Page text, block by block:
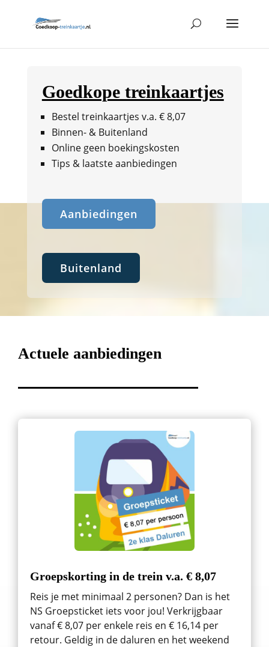
Goedkope treinkaartjes
Bestel treinkaartjes v.a. € 8,07
Binnen- & Buitenland
Online geen boekingskosten
Tips & laatste aanbiedingen
Aanbiedingen
Buitenland
Actuele aanbiedingen
Groepskorting in de trein v.a. € 8,07
Reis je met minimaal 2 personen? Dan is het
NS Groepsticket iets voor jou! Verkrijgbaar
vanaf € 8,07 per enkele reis en € 16,14 per
retour. Geldig in de daluren en het weekend